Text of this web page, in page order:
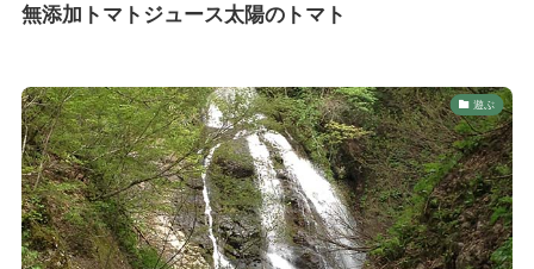
無添加トマトジュース太陽のトマト
遊ぶ